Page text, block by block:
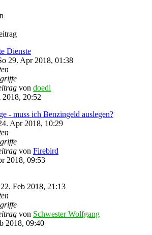
Dienste
29. Apr 2018, 01:38
von doedl
2018, 20:52
- muss ich Benzingeld auslegen?
Apr 2018, 10:29
von Firebird
2018, 09:53
Feb 2018, 21:13
von Schwester Wolfgang
2018, 09:40